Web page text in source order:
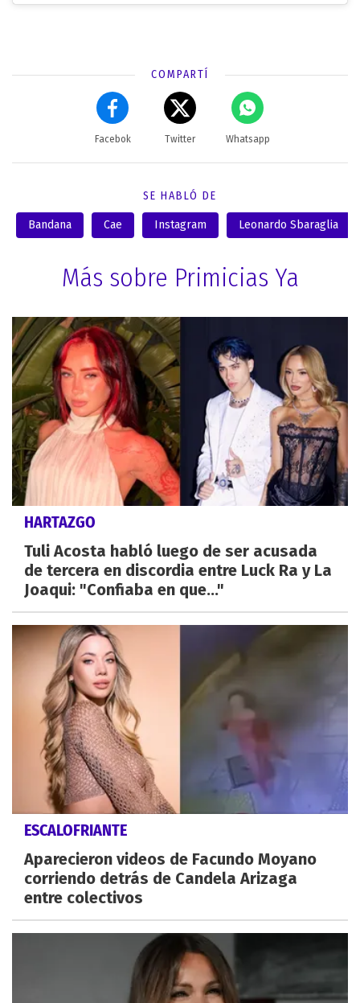
COMPARTÍ
Facebok Twitter Whatsapp
SE HABLÓ DE
Bandana Cae Instagram Leonardo Sbaraglia
Más sobre Primicias Ya
HARTAZGO
Tuli Acosta habló luego de ser acusada
de tercera en discordia entre Luck Ra y La
Joaqui: "Confiaba en que..."
ESCALOFRIANTE
Aparecieron videos de Facundo Moyano
corriendo detrás de Candela Arizaga
entre colectivos